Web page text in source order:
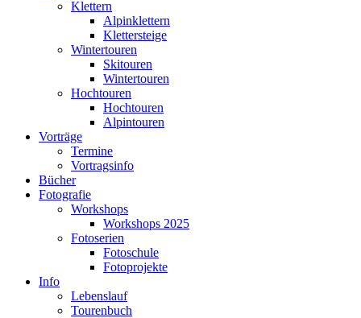
Klettern
Alpinklettern
Klettersteige
Wintertouren
Skitouren
Wintertouren
Hochtouren
Hochtouren
Alpintouren
Vorträge
Termine
Vortragsinfo
Bücher
Fotografie
Workshops
Workshops 2025
Fotoserien
Fotoschule
Fotoprojekte
Info
Lebenslauf
Tourenbuch